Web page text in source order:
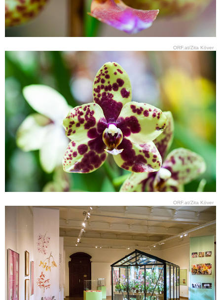
ORF.at/Zita Köver
ORF.at/Zita Köver